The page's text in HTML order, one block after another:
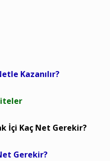
Kazanılır?
İçi Kaç Net Gerekir?
Gerekir?